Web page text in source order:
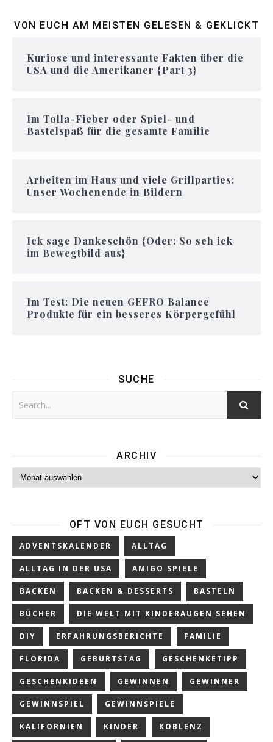
VON EUCH AM MEISTEN GELESEN & GEKLICKT
Kuriose und interessante Fakten über die
USA und die Amerikaner {Part 3}
Im Tolla-Fieber oder Spiel- und
Bastelspaß für die gesamte Familie
Arbeiten im Haus und viele Grillparties:
Unser Wochenende in Bildern
Ick sage Dankeschön {Oder: So seh ick
im Bewegtbild aus}
Im Test: Die neuen GEFRO Balance
Produkte für ein besseres Körpergefühl
SUCHE
ARCHIV
Archiv
OFT VON EUCH GESUCHT
ADVENTSKALENDER ALLTAG
ALLTAG IN DER USA AMIGO SPIELE
BACKEN BACKEN & DESSERTS BASTELN
BÜCHER DIE WELT MIT KINDERAUGEN SEHEN
DIY ERFAHRUNGSBERICHTE FAMILIE
FLORIDA GEBURTSTAG GESCHENKETIPP
GESCHENKIDEEN GEWINNEN GEWINNER
GEWINNSPIEL GEWINNSPIELE
KALIFORNIEN KINDER KOBLENZ